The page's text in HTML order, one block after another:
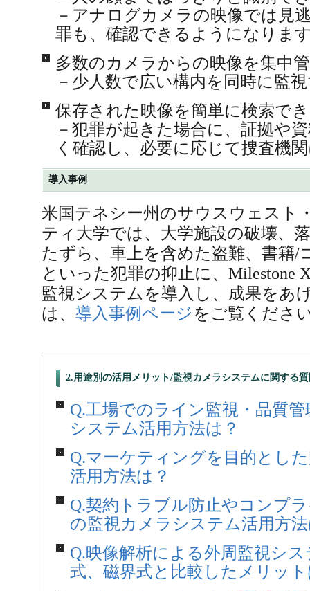
－アナログカメラの映像では見
罪も、確認できるようになりま
多数のカメラからの映像を集中
－少人数で広い構内を同時に監
保存された映像を簡単に検索で
－犯罪が起きた場合に、証拠や
く確認し、必要に応じて捜査機
導入事例
米国テネシー州のサウスウェスト
ティ大学では、大学施設の破壊、
たずら、車上を含めた盗難、書籍/
といった犯罪の抑止に、Milestone
監視システムを導入し、成果をあ
は、 導入事例ページをご覧くださ
2.用途別の活用メリット/監視カメラシステムに関する
Q.工場でのライン監視・品質
システム活用方法は？
Q.マーケティングを目的とし
活用方法は？
Q.契約トラブル防止やコンプ
の監視カメラシステム活用方
Q.映像解析による外周監視シ
式、磁界式と比較したメリッ